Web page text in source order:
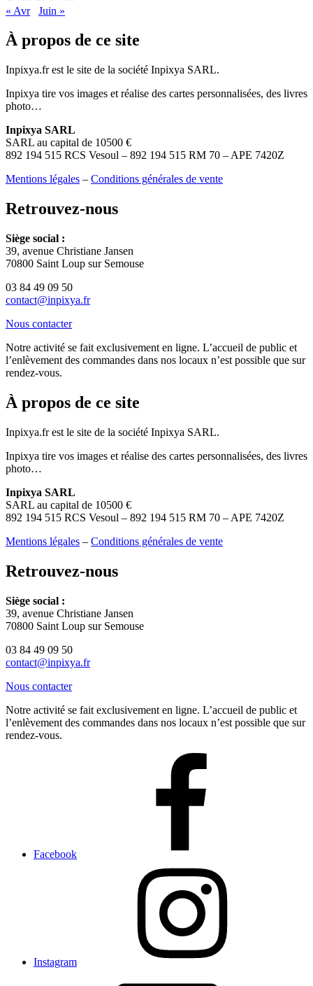
« Avr
Juin »
À propos de ce site
Inpixya.fr est le site de la société Inpixya SARL.
Inpixya tire vos images et réalise des cartes personnalisées, des livres
photo…
Inpixya SARL
SARL au capital de 10500 €
892 194 515 RCS Vesoul – 892 194 515 RM 70 – APE 7420Z
Mentions légales – Conditions générales de vente
Retrouvez-nous
Siège social :
39, avenue Christiane Jansen
70800 Saint Loup sur Semouse
03 84 49 09 50
contact@inpixya.fr
Nous contacter
Notre activité se fait exclusivement en ligne. L’accueil de public et
l’enlèvement des commandes dans nos locaux n’est possible que sur
rendez-vous.
À propos de ce site
Inpixya.fr est le site de la société Inpixya SARL.
Inpixya tire vos images et réalise des cartes personnalisées, des livres
photo…
Inpixya SARL
SARL au capital de 10500 €
892 194 515 RCS Vesoul – 892 194 515 RM 70 – APE 7420Z
Mentions légales – Conditions générales de vente
Retrouvez-nous
Siège social :
39, avenue Christiane Jansen
70800 Saint Loup sur Semouse
03 84 49 09 50
contact@inpixya.fr
Nous contacter
Notre activité se fait exclusivement en ligne. L’accueil de public et
l’enlèvement des commandes dans nos locaux n’est possible que sur
rendez-vous.
Facebook
Instagram